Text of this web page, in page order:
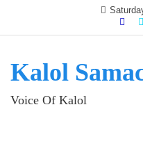
Kalol
Voice Of Kalol